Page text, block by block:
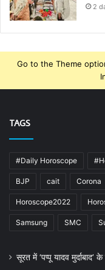
2
Go to the Theme
TAGS
#Daily Horoscope
BJP cait Corona
Horoscope2022
Samsung SMC
सूरत में ‘पप्पू यादव मुर्दाबाद’